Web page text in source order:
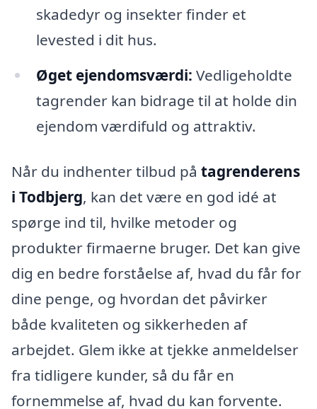
skadedyr og insekter finder et
levested i dit hus.
Øget ejendomsværdi: Vedligeholdte
tagrender kan bidrage til at holde din
ejendom værdifuld og attraktiv.
Når du indhenter tilbud på tagrenderens
i Todbjerg, kan det være en god idé at
spørge ind til, hvilke metoder og
produkter firmaerne bruger. Det kan give
dig en bedre forståelse af, hvad du får for
dine penge, og hvordan det påvirker
både kvaliteten og sikkerheden af
arbejdet. Glem ikke at tjekke anmeldelser
fra tidligere kunder, så du får en
fornemmelse af, hvad du kan forvente.